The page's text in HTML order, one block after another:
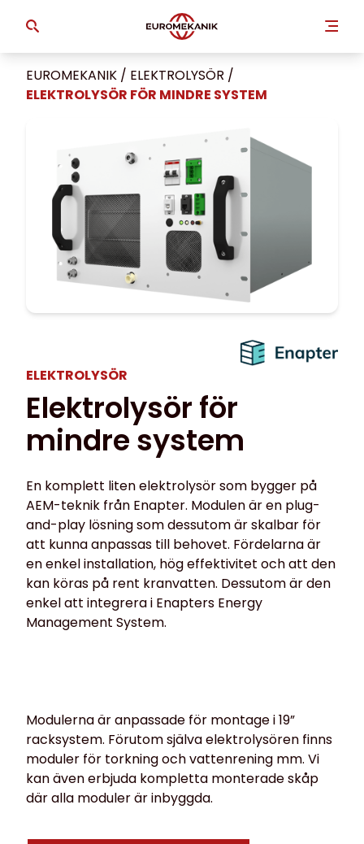
EUROMEKANIK / ELEKTROLYSÖR /
ELEKTROLYSÖR FÖR MINDRE SYSTEM
ELEKTROLYSÖR
Elektrolysör för
mindre system
En komplett liten elektrolysör som bygger på
AEM-teknik från Enapter. Modulen är en plug-
and-play lösning som dessutom är skalbar för
att kunna anpassas till behovet. Fördelarna är
en enkel installation, hög effektivitet och att den
kan köras på rent kranvatten. Dessutom är den
enkel att integrera i Enapters Energy
Management System.
Modulerna är anpassade för montage i 19”
racksystem. Förutom själva elektrolysören finns
moduler för torkning och vattenrening mm. Vi
kan även erbjuda kompletta monterade skåp
där alla moduler är inbyggda.